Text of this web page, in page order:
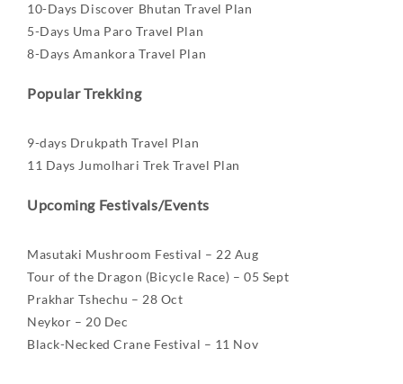
10-Days Discover Bhutan Travel Plan
5-Days Uma Paro Travel Plan
8-Days Amankora Travel Plan
Popular Trekking
9-days Drukpath Travel Plan
11 Days Jumolhari Trek Travel Plan
Upcoming Festivals/Events
Masutaki Mushroom Festival – 22 Aug
Tour of the Dragon (Bicycle Race) – 05 Sept
Prakhar Tshechu – 28 Oct
Neykor – 20 Dec
Black-Necked Crane Festival – 11 Nov